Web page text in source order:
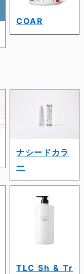
COAR
ナシードカラ
ー
TLC Sh & Tr